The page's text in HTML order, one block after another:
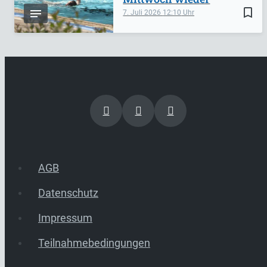
bookmark_border
7. Juli 2026 12:10
AGB
Datenschutz
Impressum
Teilnahmebedingungen